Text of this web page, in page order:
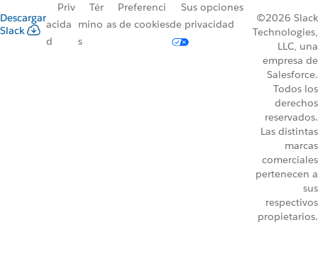
Descargar
Slack
Priv
acida
d
Tér
mino
s
Preferenci
as de cookies
Sus opciones
de privacidad
©2026 Slack
Technologies,
LLC, una
empresa de
Salesforce.
Todos los
derechos
reservados.
Las distintas
marcas
comerciales
pertenecen a
sus
respectivos
propietarios.